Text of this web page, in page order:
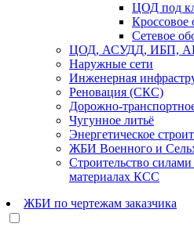
ЦОД под
Кроссовое
Сетевое
ЦОД, АСУДД, ИБП,
Наружные сети
Инженерная
Реновация (СКС)
Дорожно-
Чугунное литьё
Энергетическое
ЖБИ Военного и
Строительство
материалах КСС
ЖБИ по чертежам заказчика